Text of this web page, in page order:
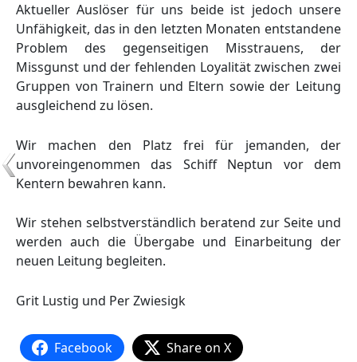
Aktueller Auslöser für uns beide ist jedoch unsere
Unfähigkeit, das in den letzten Monaten entstandene
Problem des gegenseitigen Misstrauens, der
Missgunst und der fehlenden Loyalität zwischen zwei
Gruppen von Trainern und Eltern sowie der Leitung
ausgleichend zu lösen.
Wir machen den Platz frei für jemanden, der
unvoreingenommen das Schiff Neptun vor dem
Kentern bewahren kann.
Wir stehen selbstverständlich beratend zur Seite und
werden auch die Übergabe und Einarbeitung der
neuen Leitung begleiten.
Grit Lustig und Per Zwiesigk
Facebook Share on X